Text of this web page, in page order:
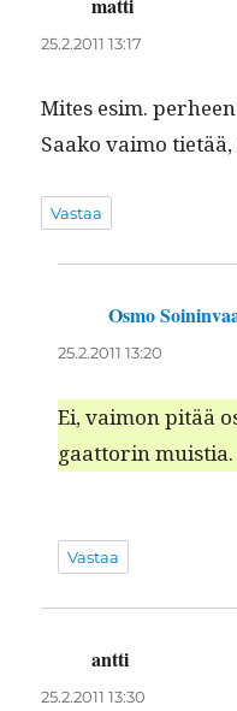
25.2.2011 13:17
Mites esim.
Saako vaimo
Vastaa
Osmo
25.2.2011 13:20
Ei, vai­mon pitää
gaat­torin muistia.
Vastaa
antti
25.2.2011 13:30